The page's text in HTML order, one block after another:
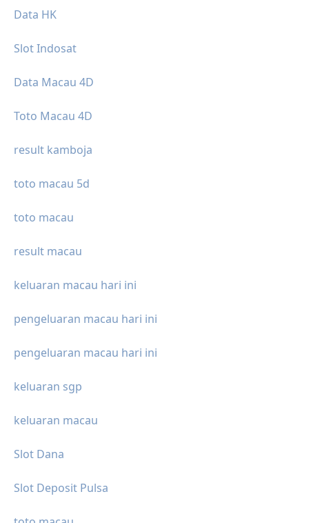
Data HK
Slot Indosat
Data Macau 4D
Toto Macau 4D
result kamboja
toto macau 5d
toto macau
result macau
keluaran macau hari ini
pengeluaran macau hari ini
pengeluaran macau hari ini
keluaran sgp
keluaran macau
Slot Dana
Slot Deposit Pulsa